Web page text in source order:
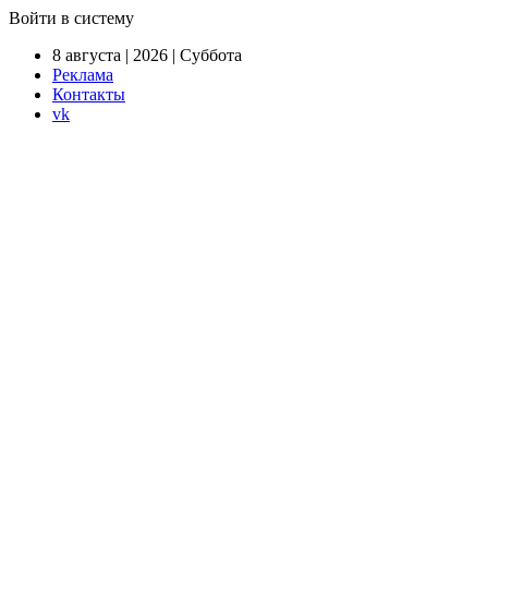
Войти в систему
8 августа | 2026 | Суббота
Реклама
Контакты
vk